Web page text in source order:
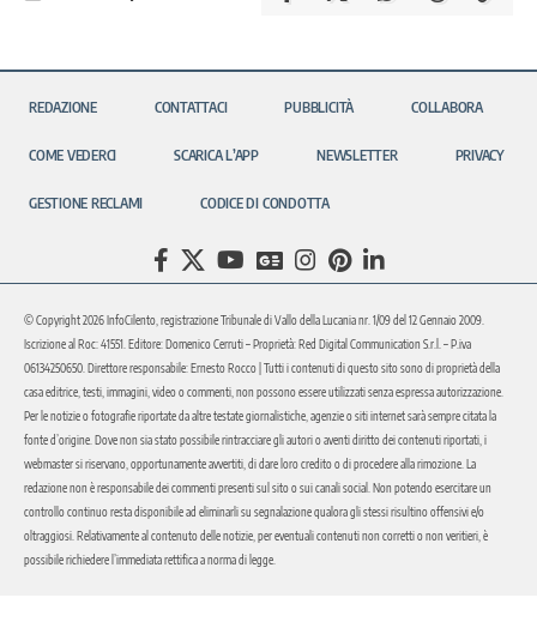
REDAZIONE CONTATTACI PUBBLICITÀ COLLABORA
COME VEDERCI SCARICA L’APP NEWSLETTER PRIVACY
GESTIONE RECLAMI CODICE DI CONDOTTA
© Copyright 2026 InfoCilento, registrazione Tribunale di Vallo della Lucania nr. 1/09 del 12 Gennaio 2009.
Iscrizione al Roc: 41551. Editore: Domenico Cerruti – Proprietà: Red Digital Communication S.r.l. – P.iva
06134250650. Direttore responsabile: Ernesto Rocco | Tutti i contenuti di questo sito sono di proprietà della
casa editrice, testi, immagini, video o commenti, non possono essere utilizzati senza espressa autorizzazione.
Per le notizie o fotografie riportate da altre testate giornalistiche, agenzie o siti internet sarà sempre citata la
fonte d’origine. Dove non sia stato possibile rintracciare gli autori o aventi diritto dei contenuti riportati, i
webmaster si riservano, opportunamente avvertiti, di dare loro credito o di procedere alla rimozione. La
redazione non è responsabile dei commenti presenti sul sito o sui canali social. Non potendo esercitare un
controllo continuo resta disponibile ad eliminarli su segnalazione qualora gli stessi risultino offensivi e/o
oltraggiosi. Relativamente al contenuto delle notizie, per eventuali contenuti non corretti o non veritieri, è
possibile richiedere l’immediata rettifica a norma di legge.